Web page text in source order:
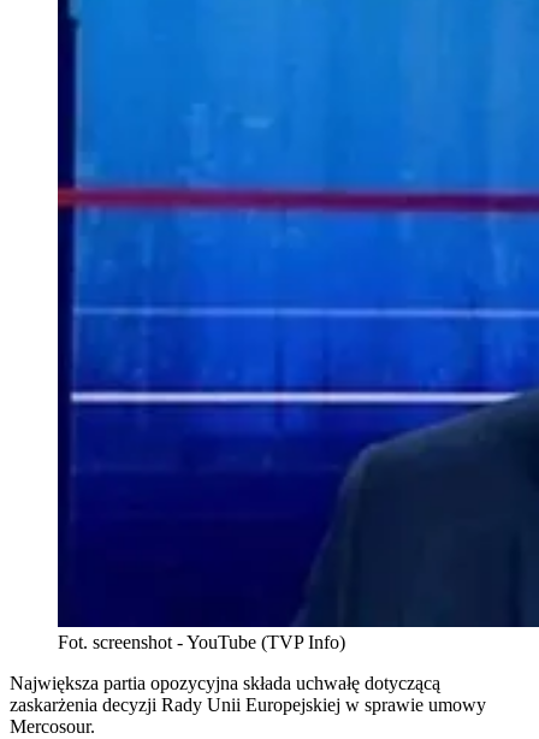
Fot. screenshot - YouTube (TVP Info)
Największa partia opozycyjna składa uchwałę dotyczącą
zaskarżenia decyzji Rady Unii Europejskiej w sprawie umowy
Mercosour.